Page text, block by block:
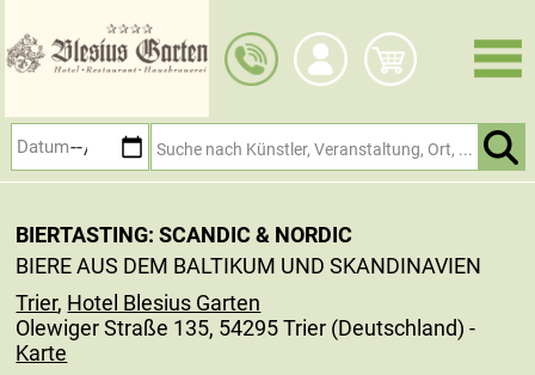
Hauptinhalt
springen
BIERTASTING: SCANDIC & NORDIC
BIERE AUS DEM BALTIKUM UND SKANDINAVIEN
Trier, Hotel Blesius Garten
Olewiger Straße 135, 54295 Trier (Deutschland) -
Karte